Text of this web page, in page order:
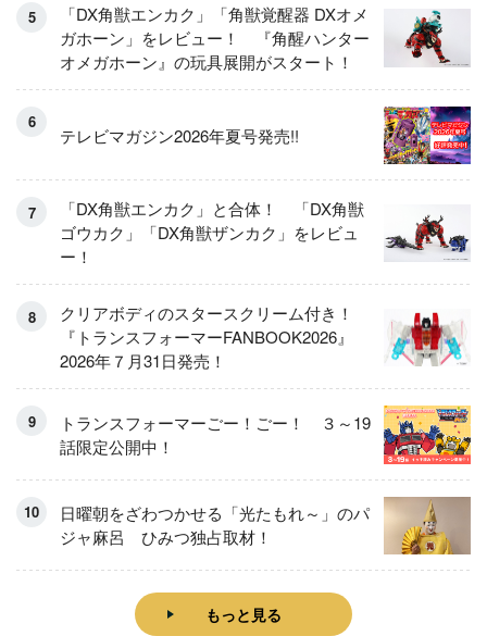
「DX角獣エンカク」「角獣覚醒器 DXオメ
ガホーン」をレビュー！ 『角醒ハンター
オメガホーン』の玩具展開がスタート！
テレビマガジン2026年夏号発売!!
「DX角獣エンカク」と合体！ 「DX角獣
ゴウカク」「DX角獣ザンカク」をレビュ
ー！
クリアボディのスタースクリーム付き！
『トランスフォーマーFANBOOK2026』
2026年７月31日発売！
トランスフォーマーごー！ごー！ ３～19
話限定公開中！
日曜朝をざわつかせる「光たもれ～」のパ
ジャ麻呂 ひみつ独占取材！
もっと見る